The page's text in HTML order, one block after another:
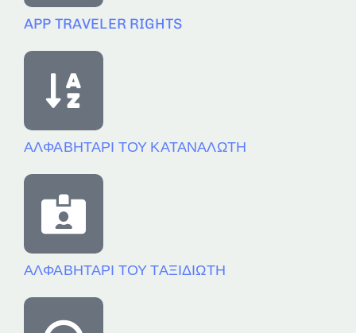
APP TRAVELER RIGHTS
ΑΛΦΑΒΗΤΑΡΙ ΤΟΥ ΚΑΤΑΝΑΛΩΤΗ
ΑΛΦΑΒΗΤΑΡΙ ΤΟΥ ΤΑΞΙΔΙΩΤΗ